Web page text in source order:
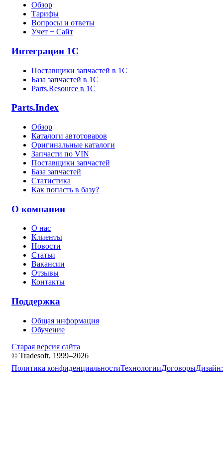
Обзор
Тарифы
Вопросы и ответы
Учет + Сайт
Интеграции 1С
Поставщики запчастей в 1C
База запчастей в 1С
Parts.Resource в 1C
Parts.Index
Обзор
Каталоги автотоваров
Оригинальные каталоги
Запчасти по VIN
Поставщики запчастей
База запчастей
Статистика
Как попасть в базу?
О компании
О нас
Клиенты
Новости
Статьи
Вакансии
Отзывы
Контакты
Поддержка
Общая информация
Обучение
Старая версия сайта
© Tradesoft, 1999–2026
Политика конфиденциальностиТехнологииДоговорыДизайн: